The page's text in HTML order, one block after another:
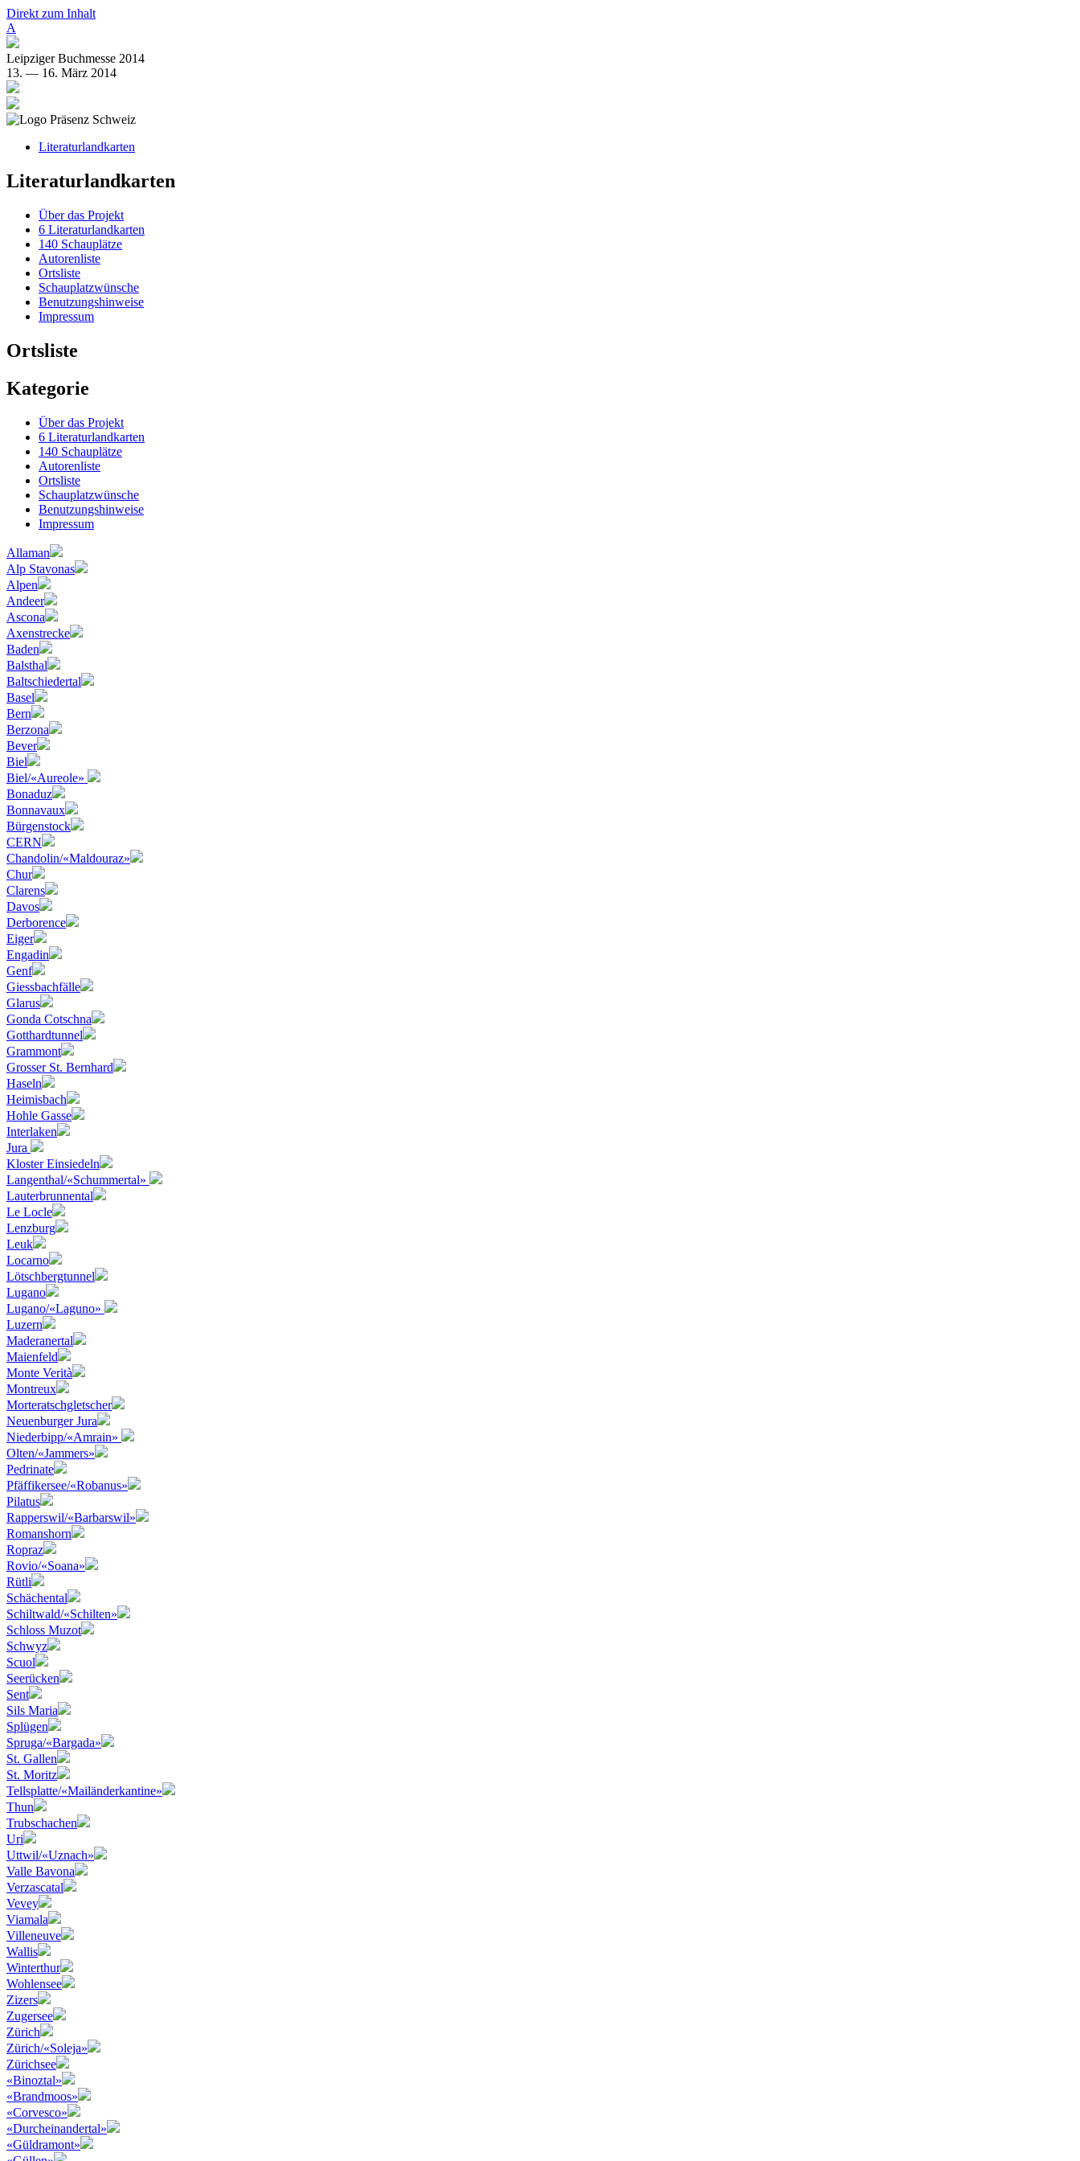
Direkt zum Inhalt
A
Leipziger Buchmesse 2014
13. — 16. März 2014
Literaturlandkarten
Literaturlandkarten
Über das Projekt
6 Literaturlandkarten
140 Schauplätze
Autorenliste
Ortsliste
Schauplatzwünsche
Benutzungshinweise
Impressum
Ortsliste
Kategorie
Über das Projekt
6 Literaturlandkarten
140 Schauplätze
Autorenliste
Ortsliste
Schauplatzwünsche
Benutzungshinweise
Impressum
Allaman
Alp Stavonas
Alpen
Andeer
Ascona
Axenstrecke
Baden
Balsthal
Baltschiedertal
Basel
Bern
Berzona
Bever
Biel
Biel/«Aureole»
Bonaduz
Bonnavaux
Bürgenstock
CERN
Chandolin/«Maldouraz»
Chur
Clarens
Davos
Derborence
Eiger
Engadin
Genf
Giessbachfälle
Glarus
Gonda Cotschna
Gotthardtunnel
Grammont
Grosser St. Bernhard
Haseln
Heimisbach
Hohle Gasse
Interlaken
Jura
Kloster Einsiedeln
Langenthal/«Schummertal»
Lauterbrunnental
Le Locle
Lenzburg
Leuk
Locarno
Lötschbergtunnel
Lugano
Lugano/«Laguno»
Luzern
Maderanertal
Maienfeld
Monte Verità
Montreux
Morteratschgletscher
Neuenburger Jura
Niederbipp/«Amrain»
Olten/«Jammers»
Pedrinate
Pfäffikersee/«Robanus»
Pilatus
Rapperswil/«Barbarswil»
Romanshorn
Ropraz
Rovio/«Soana»
Rütli
Schächental
Schiltwald/«Schilten»
Schloss Muzot
Schwyz
Scuol
Seerücken
Sent
Sils Maria
Splügen
Spruga/«Bargada»
St. Gallen
St. Moritz
Tellsplatte/«Mailänderkantine»
Thun
Trubschachen
Uri
Uttwil/«Uznach»
Valle Bavona
Verzascatal
Vevey
Viamala
Villeneuve
Wallis
Winterthur
Wohlensee
Zizers
Zugersee
Zürich
Zürich/«Soleja»
Zürichsee
«Binoztal»
«Brandmoos»
«Corvesco»
«Durcheinandertal»
«Güldramont»